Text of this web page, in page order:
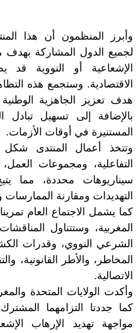
وأبرز المنظمون أن هذا
لجميع الدول المشاركة بهدف
الإشعاعية أو النووية قد
الاقتصادية. وستجمع هذه
هدف تعزيز الجاهزية
بالإضافة إلى تسهيل تبادل
المستنيرة في أوقات الأزمات.
وتتخذ أعمال المنتدى شكل
التفاعلية، ومجموعات
سيناريوهات محددة، مما
التهديدات ومقارنة الممارسات
كما يشمل الاجتماع العام
المغربية، وستتناول
الشرعي النووي، وقدرات
المخاطر، والأطر القانونية،
الاتصالية.
وأكدت الولايات المتحدة
كما جددتا التزامهما
مواجهة تهديد الإرهاب